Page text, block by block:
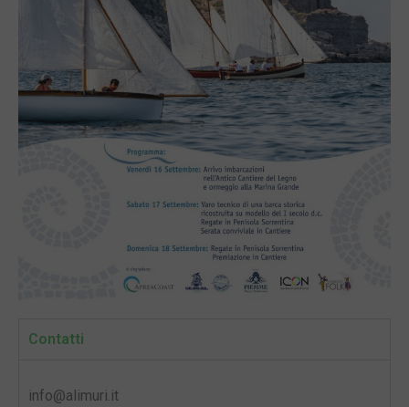
Contatti
info@alimuri.it